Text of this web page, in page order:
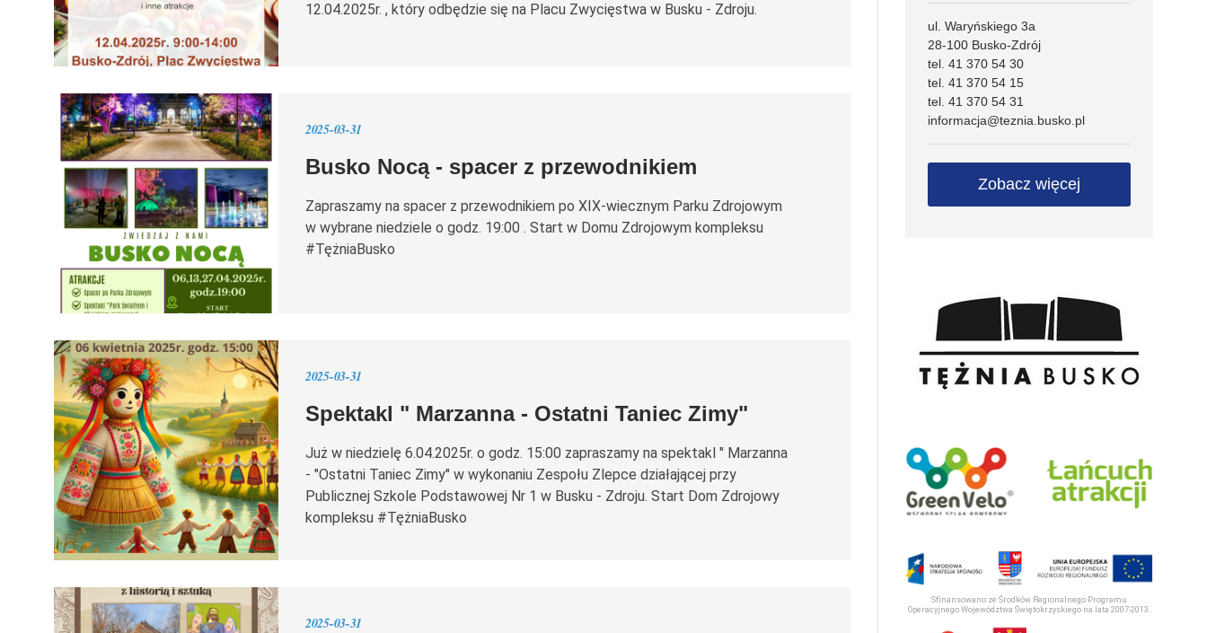
12.04.2025r. , który odbędzie się na Placu Zwycięstwa w Busku - Zdroju.
2025-03-31
Busko Nocą - spacer z przewodnikiem
Zapraszamy na spacer z przewodnikiem po XIX-wiecznym Parku Zdrojowym
w wybrane niedziele o godz. 19:00 . Start w Domu Zdrojowym kompleksu
#TężniaBusko
2025-03-31
Spektakl " Marzanna - Ostatni Taniec Zimy"
Już w niedzielę 6.04.2025r. o godz. 15:00 zapraszamy na spektakl " Marzanna
- "Ostatni Taniec Zimy" w wykonaniu Zespołu Zlepce działającej przy
Publicznej Szkole Podstawowej Nr 1 w Busku - Zdroju. Start Dom Zdrojowy
kompleksu #TężniaBusko
2025-03-31
ul. Waryńskiego 3a
28-100 Busko-Zdrój
tel. 41 370 54 30
tel. 41 370 54 15
tel. 41 370 54 31
informacja@teznia.busko.pl
Zobacz więcej
Sfinansowano ze Środków Regionalnego Programu
Operacyjnego Województwa Świętokrzyskiego na lata 2007-2013.